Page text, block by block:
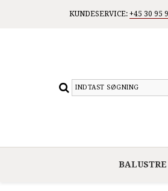
KUNDESERVICE: +45 30 95